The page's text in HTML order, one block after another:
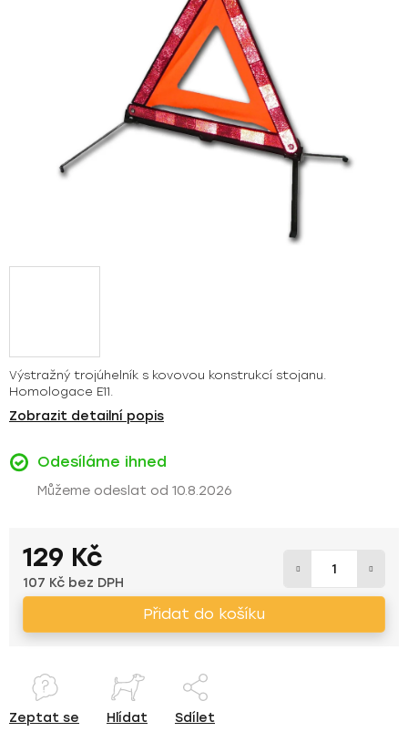
Výstražný trojúhelník s kovovou konstrukcí stojanu.
Homologace E11.
Zobrazit detailní popis
Odesíláme ihned
10.8.2026
129 Kč
107 Kč bez DPH
Přidat do košíku
Zeptat se Hlídat Sdílet